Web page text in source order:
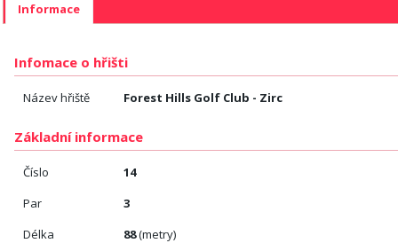
Informace
Infomace o hřišti
Název hřiště Forest Hills Golf Club - Zirc
Základní informace
Číslo
14
Par
3
Délka
88(metry)